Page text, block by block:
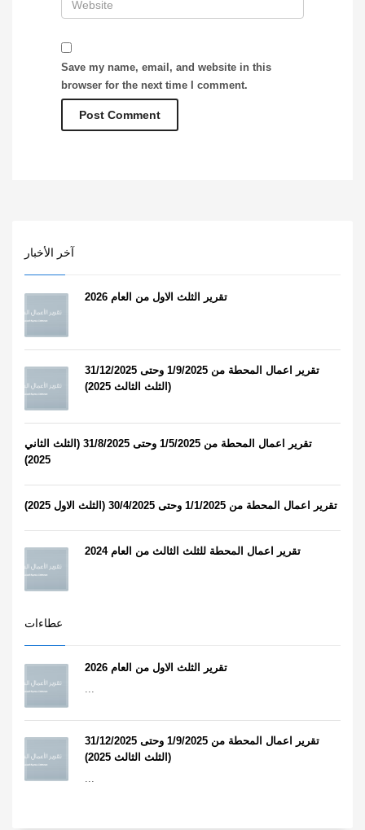
Save my name, email, and website in this
browser for the next time I comment.
آخر الأخبار
تقرير الثلث الاول من العام 2026
تقرير اعمال المحطة من 1/9/2025 وحتى 31/12/2025
(الثلث الثالث 2025)
تقرير اعمال المحطة من 1/5/2025 وحتى 31/8/2025 (الثلث الثاني
2025)
تقرير اعمال المحطة من 1/1/2025 وحتى 30/4/2025 (الثلث الاول 2025)
تقرير اعمال المحطة للثلث الثالث من العام 2024
عطاءات
تقرير الثلث الاول من العام 2026
تقرير اعمال المحطة من 1/9/2025 وحتى 31/12/2025
(الثلث الثالث 2025)